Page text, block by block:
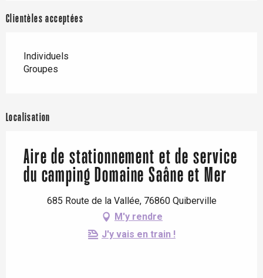
Clientèles acceptées
Individuels
Groupes
Localisation
Aire de stationnement et de service
du camping Domaine Saâne et Mer
685 Route de la Vallée, 76860 Quiberville
M'y rendre
J'y vais en train !